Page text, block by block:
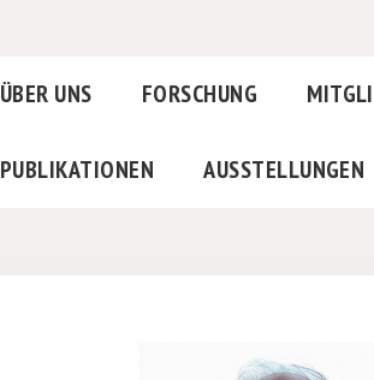
ÜBER UNS FORSCHUNG
PUBLIKATIONEN AUSSTELLUNGEN